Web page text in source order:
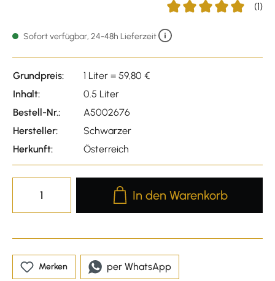
(1)
Sofort verfügbar, 24-48h Lieferzeit
Grundpreis:
1 Liter = 59,80 €
Inhalt:
0.5 Liter
Bestell-Nr.:
A5002676
Hersteller:
Schwarzer
Herkunft:
Österreich
Produkt Anzahl: Gib den
In den Warenkorb
Merken per WhatsApp